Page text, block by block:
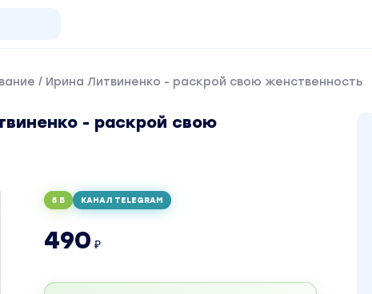
/ Ирина Литвиненко - раскрой свою женственность
- раскрой свою
5 Б КАНАЛ TELEGRAM
490 ₽